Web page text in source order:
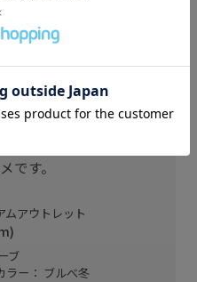
度いい存在感。シンプ
アイテムです。
開ける必要もなかった
です。
ムアウトレット
ブ
ラー： ブルべ冬